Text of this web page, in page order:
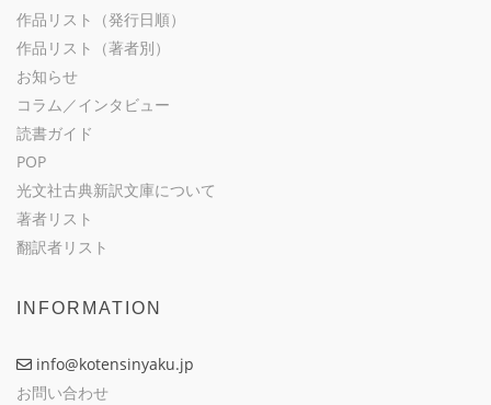
作品リスト（発行日順）
作品リスト（著者別）
お知らせ
コラム／インタビュー
読書ガイド
POP
光文社古典新訳文庫について
著者リスト
翻訳者リスト
INFORMATION
info@kotensinyaku.jp
お問い合わせ